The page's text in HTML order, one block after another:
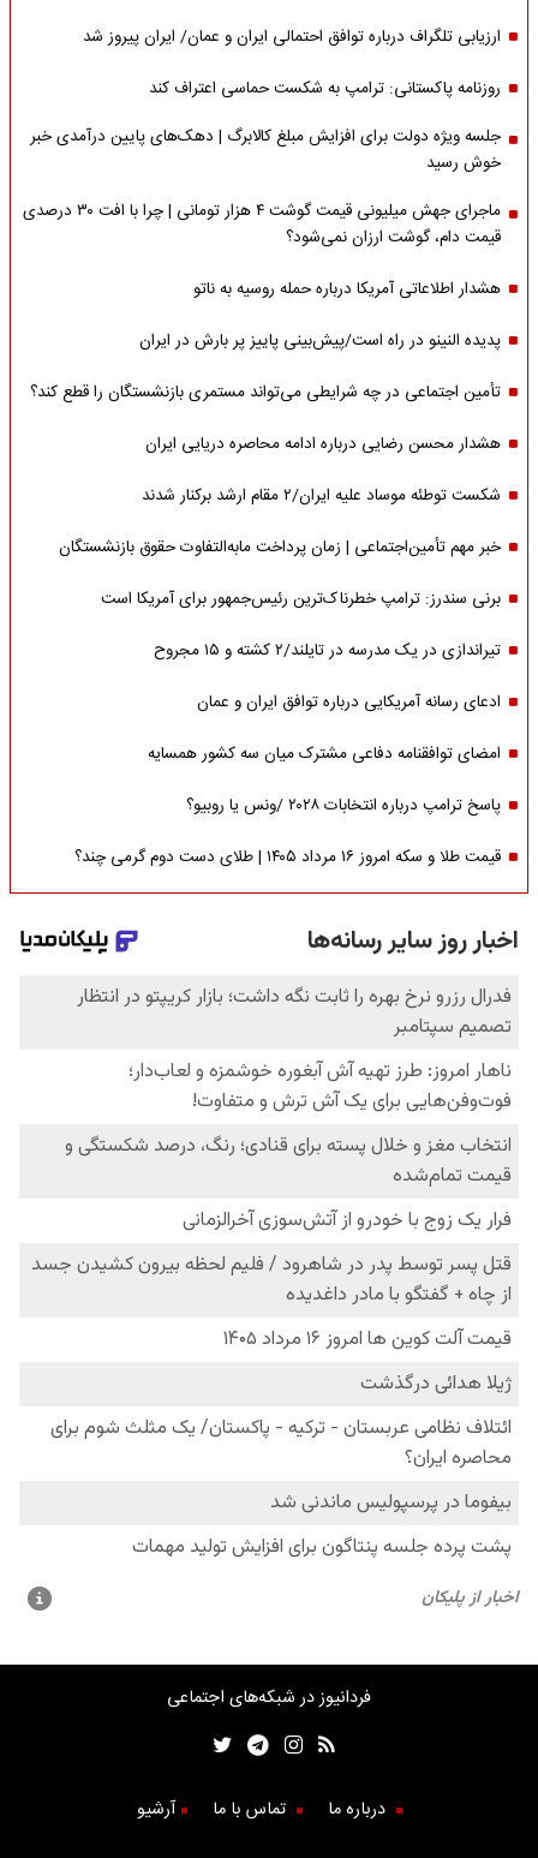
ارزیابی تلگراف درباره توافق احتمالی ایران و عمان/ ایران پیروز شد
روزنامه پاکستانی: ترامپ به شکست حماسی اعتراف کند
جلسه ویژه دولت برای افزایش مبلغ کالابرگ | دهک‌های پایین درآمدی خبر
خوش رسید
ماجرای جهش میلیونی قیمت گوشت ۴ هزار تومانی | چرا با افت ۳۰ درصدی
قیمت دام، گوشت ارزان نمی‌شود؟
هشدار اطلاعاتی آمریکا درباره حمله روسیه به ناتو
پدیده النینو در راه است/پیش‌بینی پاییز پر بارش در ایران
تأمین اجتماعی در چه شرایطی می‌تواند مستمری بازنشستگان را قطع کند؟
هشدار محسن رضایی درباره ادامه محاصره دریایی ایران
شکست توطئه موساد علیه ایران/۲ مقام‌ ارشد برکنار شدند
خبر مهم تأمین‌اجتماعی | زمان پرداخت مابه‌التفاوت حقوق بازنشستگان
برنی سندرز: ترامپ خطرناک‌ترین رئیس‌جمهور برای آمریکا است
تیراندازی در یک مدرسه در تایلند/۲ کشته و ۱۵ مجروح
ادعای رسانه آمریکایی درباره توافق ایران و عمان
امضای توافقنامه دفاعی مشترک میان سه کشور همسایه
پاسخ ترامپ درباره انتخابات ۲۰۲۸ /ونس یا روبیو؟
قیمت طلا و سکه امروز ۱۶ مرداد ۱۴۰۵ | طلای دست دوم گرمی چند؟
فردانیوز در شبکه‌های اجتماعی
درباره ما تماس با ما آرشیو